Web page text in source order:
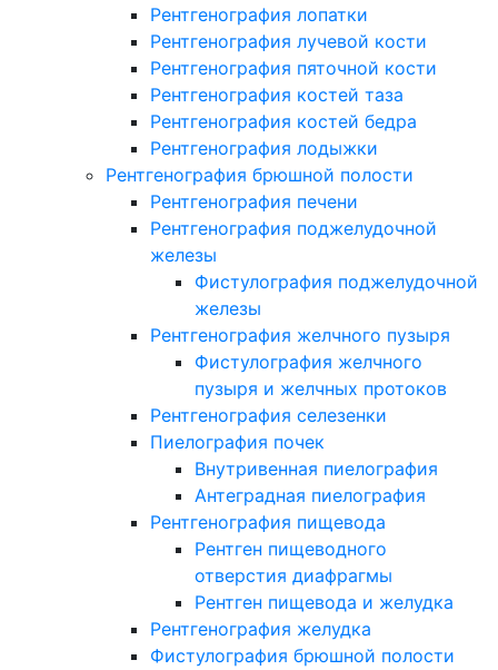
Рентгенография лопатки
Рентгенография лучевой кости
Рентгенография пяточной кости
Рентгенография костей таза
Рентгенография костей бедра
Рентгенография лодыжки
Рентгенография брюшной полости
Рентгенография печени
Рентгенография поджелудочной
железы
Фистулография поджелудочной
железы
Рентгенография желчного пузыря
Фистулография желчного
пузыря и желчных протоков
Рентгенография селезенки
Пиелография почек
Внутривенная пиелография
Антеградная пиелография
Рентгенография пищевода
Рентген пищеводного
отверстия диафрагмы
Рентген пищевода и желудка
Рентгенография желудка
Фистулография брюшной полости